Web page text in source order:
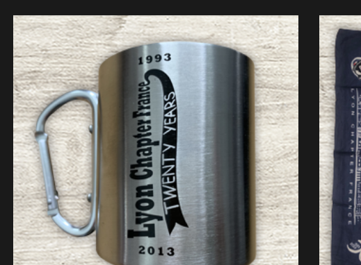
réunions mensuelles